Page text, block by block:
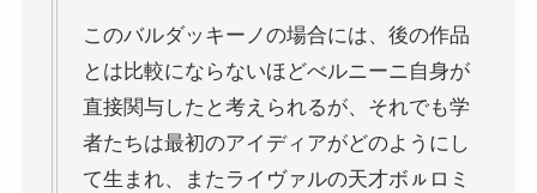
このバルダッキーノの場合には、後の作品
とは比較にならないほどべルニーニ自身が
直接関与したと考えられるが、それでも学
者たちは最初のアイディアがどのようにし
て生まれ、またライヴァルの天才ボㇽロミ